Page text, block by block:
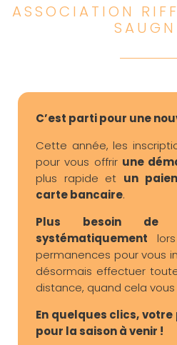
ASSOCIATION
C’est parti pour une
Cette année, les
pour vous offrir une
plus rapide et un
carte bancaire.
Plus besoin de
systématiquement
permanences pour vous
désormais effectuer
distance, quand cela
En quelques clics,
pour la saison à venir !